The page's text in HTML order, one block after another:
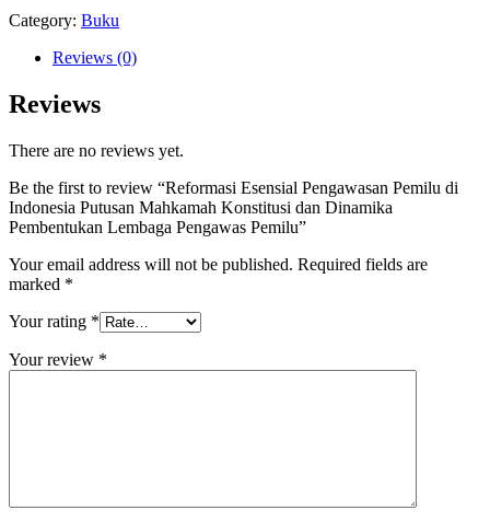
Category: Buku
Reviews (0)
Reviews
There are no reviews yet.
Be the first to review “Reformasi Esensial Pengawasan Pemilu di
Indonesia Putusan Mahkamah Konstitusi dan Dinamika
Pembentukan Lembaga Pengawas Pemilu”
Your email address will not be published. Required fields are
marked *
Your rating *
Your review *